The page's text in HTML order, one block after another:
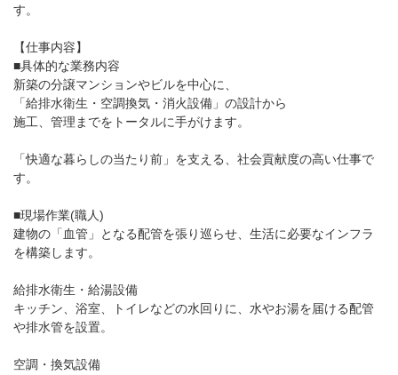
す。
【仕事内容】
■具体的な業務内容
新築の分譲マンションやビルを中心に、
「給排水衛生・空調換気・消火設備」の設計から
施工、管理までをトータルに手がけます。
「快適な暮らしの当たり前」を支える、社会貢献度の高い仕事で
す。
■現場作業(職人)
建物の「血管」となる配管を張り巡らせ、生活に必要なインフラ
を構築します。
給排水衛生・給湯設備
キッチン、浴室、トイレなどの水回りに、水やお湯を届ける配管
や排水管を設置。
空調・換気設備